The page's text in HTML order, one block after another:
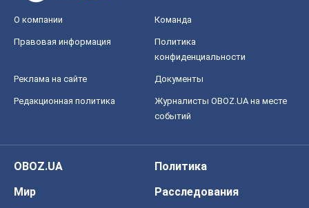
О компании Команда
Правовая информация
Политика
конфиденциальности
Реклама на сайте Документы
Редакционная политика
Журналисты OBOZ.UA на месте
событий
OBOZ.UA
Политика
Мир
Расследования